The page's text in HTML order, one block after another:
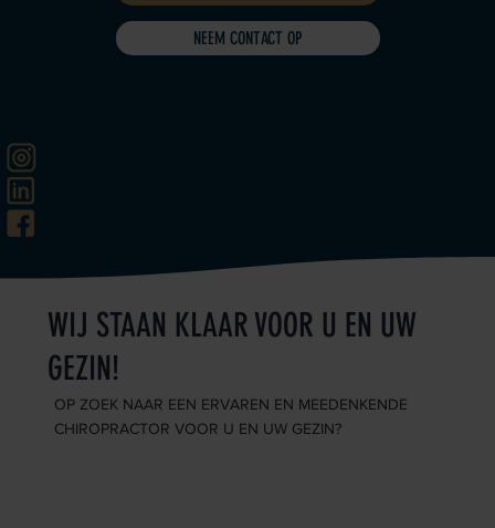
NEEM CONTACT OP
WIJ STAAN KLAAR VOOR U EN UW
GEZIN!
OP ZOEK NAAR EEN ERVAREN EN MEEDENKENDE
CHIROPRACTOR VOOR U EN UW GEZIN?